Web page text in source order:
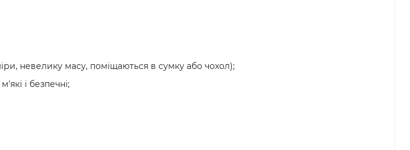
невелику масу, поміщаються в сумку або чохол);
і безпечні;